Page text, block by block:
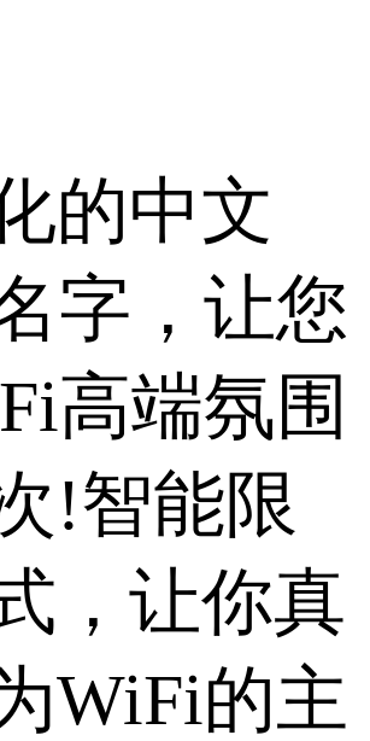
的中文
字，让您
高端氛围
!智能限
，让你真
WiFi的主